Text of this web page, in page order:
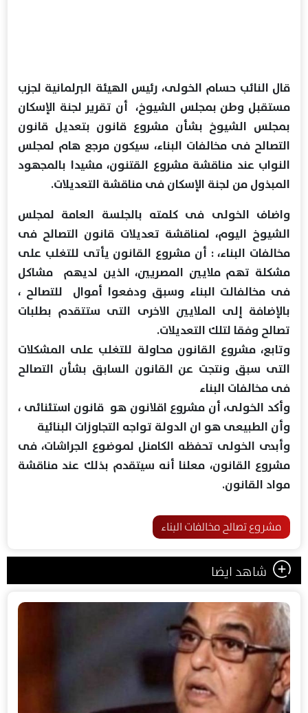
قال النائب حسام الخولى، رئيس الهيئة البرلمانية لجزب
مستقبل وطن بمجلس الشيوخ، أن تقرير لجنة الإسكان
بمجلس الشيوخ بشأن مشروع قانون بتعديل قانون
التصالح فى مخالفات البناء، سيكون مرجع هام لمجلس
النواب عند مناقشة مشروع القتنون، مشيدا بالمجهود
المبذول من لجنة الإسكان فى مناقشة التعديلات.
واضاف الخولى فى كلمته بالجلسة العامة لمجلس
الشيوخ اليوم، لمناقشة تعديلات قانون التصالح فى
مخالفات البناء، : أن مشروع القانون يأتى للتغلب على
مشكلة تهم ملايين المصريين، الذين لديهم مشاكل
فى مخالفالت البناء وسبق ودفعوا أموال للتصالح ،
بالإضافة إلى الملايين الاخرى التى ستتقدم بطلبات
تصالح وفقا لتلك التعديلات.
وتابع، مشروع القانون محاولة للتغلب على المشكلات
التى سبق ونتجت عن القانون السابق بشأن التصالح
فى مخالفات البناء
وأكد الخولى، أن مشروع اقلانون هو قانون استئنائى ،
وأن الطبيعى هو ان الدولة تواجه التجاوزات البنائية
وأبدى الخولى تحفظه الكامنل لموضوع الجراشات، فى
مشروع القانون، معلنا أنه سيتقدم بذلك عند مناقشة
مواد القانون.
مشروع تصالح مخالفات البناء
شاهد ايضا